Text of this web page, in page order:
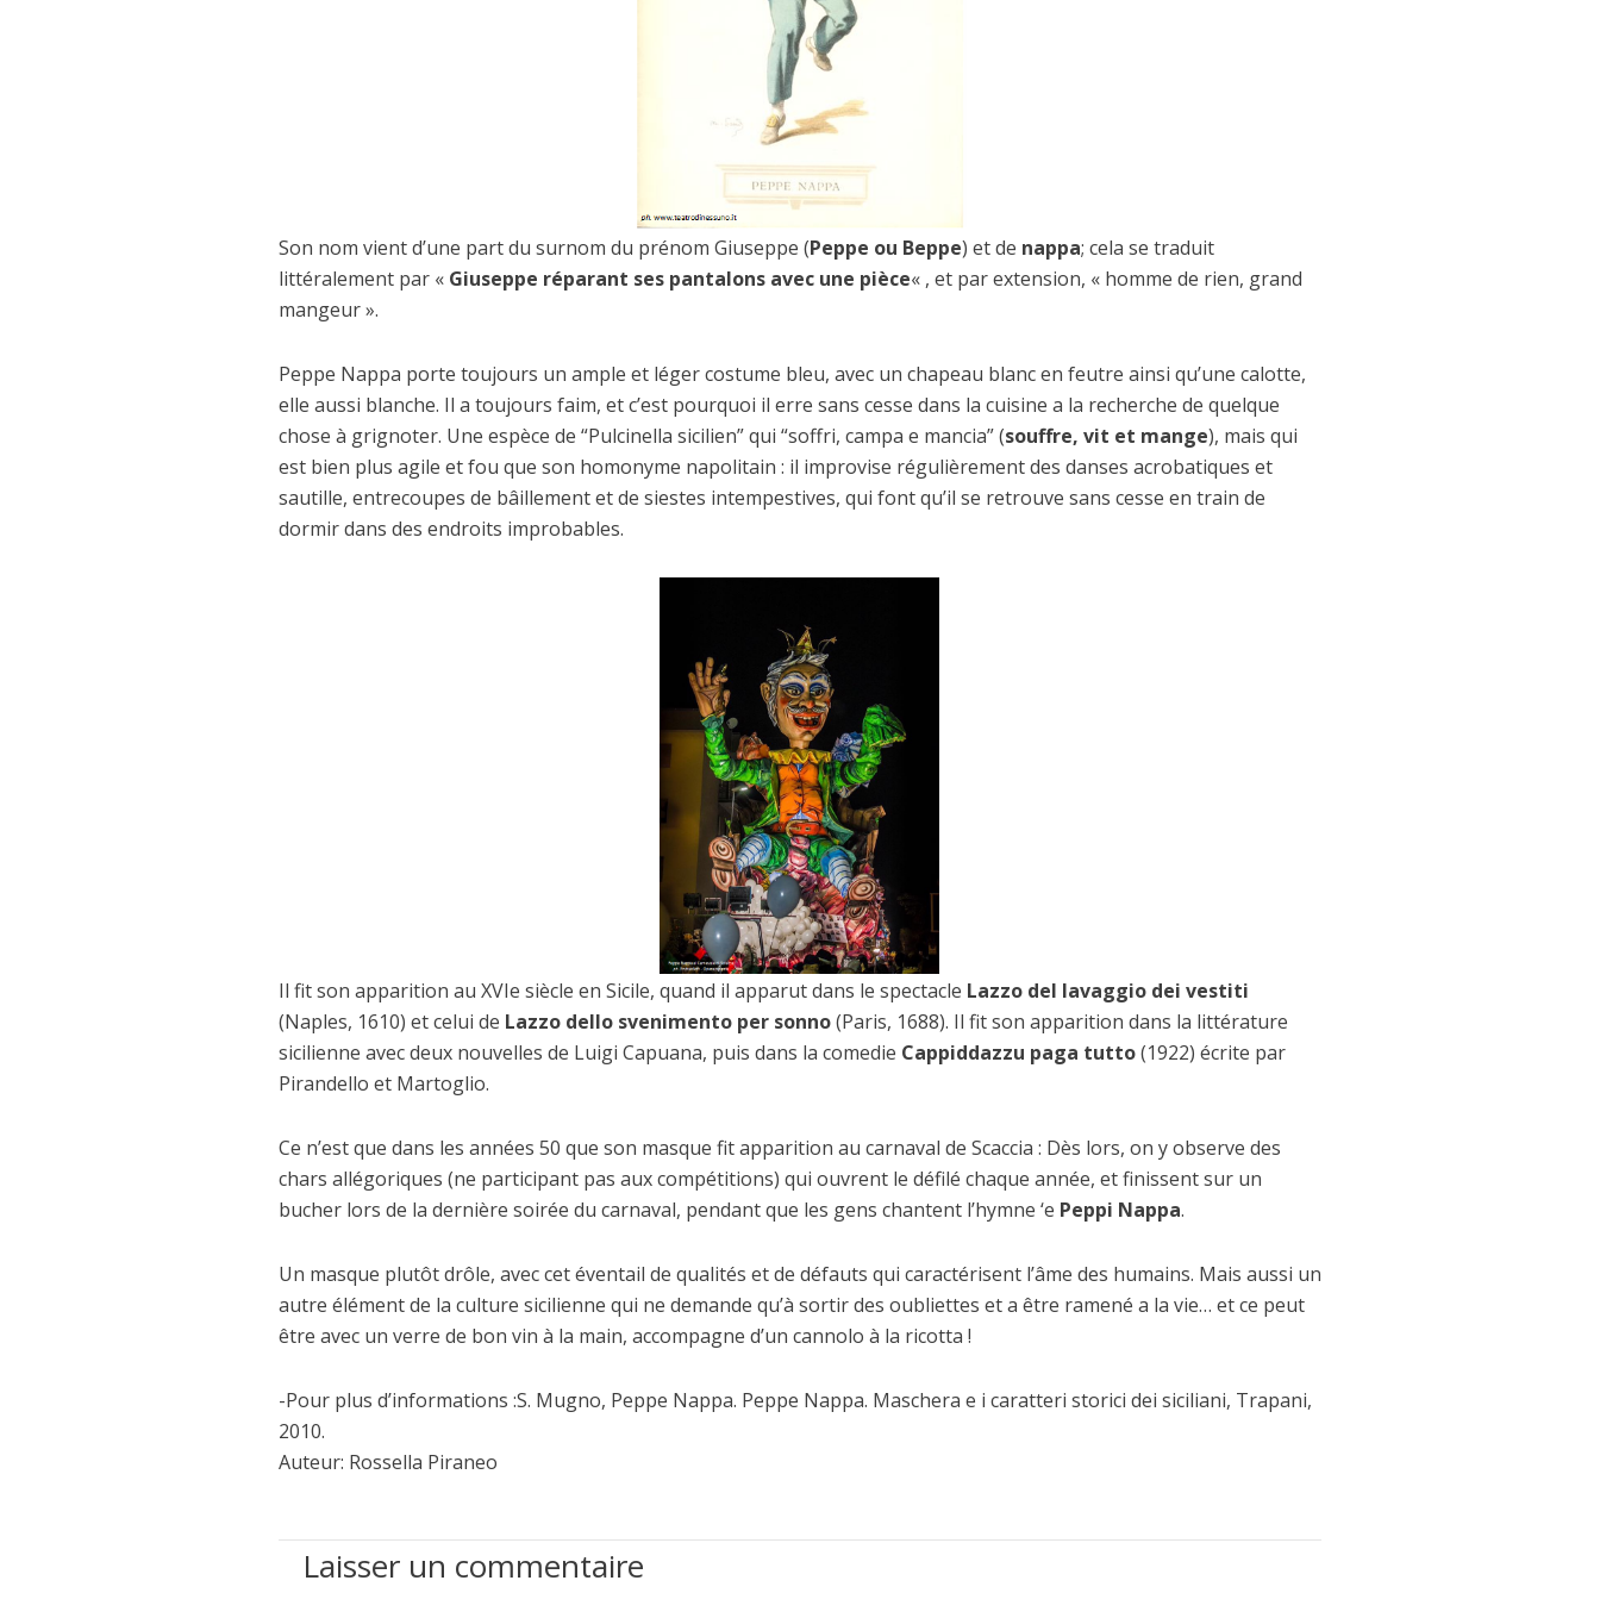
Son nom vient d’une part du surnom du prénom Giuseppe (Peppe ou Beppe) et de nappa; cela se traduit
littéralement par « Giuseppe réparant ses pantalons avec une pièce« , et par extension, « homme de rien, grand
mangeur ».
Peppe Nappa porte toujours un ample et léger costume bleu, avec un chapeau blanc en feutre ainsi qu’une calotte,
elle aussi blanche. Il a toujours faim, et c’est pourquoi il erre sans cesse dans la cuisine a la recherche de quelque
chose à grignoter. Une espèce de “Pulcinella sicilien” qui “soffri, campa e mancia” (souffre, vit et mange), mais qui
est bien plus agile et fou que son homonyme napolitain : il improvise régulièrement des danses acrobatiques et
sautille, entrecoupes de bâillement et de siestes intempestives, qui font qu’il se retrouve sans cesse en train de
dormir dans des endroits improbables.
Il fit son apparition au XVIe siècle en Sicile, quand il apparut dans le spectacle Lazzo del lavaggio dei vestiti
(Naples, 1610) et celui de Lazzo dello svenimento per sonno(Paris, 1688). Il fit son apparition dans la littérature
sicilienne avec deux nouvelles de Luigi Capuana, puis dans la comedie Cappiddazzu paga tutto(1922) écrite par
Pirandello et Martoglio.
Ce n’est que dans les années 50 que son masque fit apparition au carnaval de Scaccia : Dès lors, on y observe des
chars allégoriques (ne participant pas aux compétitions) qui ouvrent le défilé chaque année, et finissent sur un
bucher lors de la dernière soirée du carnaval, pendant que les gens chantent l’hymne ‘e Peppi Nappa.
Un masque plutôt drôle, avec cet éventail de qualités et de défauts qui caractérisent l’âme des humains. Mais aussi un
autre élément de la culture sicilienne qui ne demande qu’à sortir des oubliettes et a être ramené a la vie… et ce peut
être avec un verre de bon vin à la main, accompagne d’un cannolo à la ricotta !
-Pour plus d’informations :S. Mugno, Peppe Nappa. Peppe Nappa. Maschera e i caratteri storici dei siciliani, Trapani,
2010.
Auteur: Rossella Piraneo
Laisser un commentaire